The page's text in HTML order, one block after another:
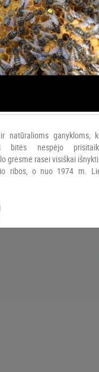
natūralioms ganykloms,
bitės nespėjo
grėsmė rasei visiškai
ribos, o nuo 1974 m.